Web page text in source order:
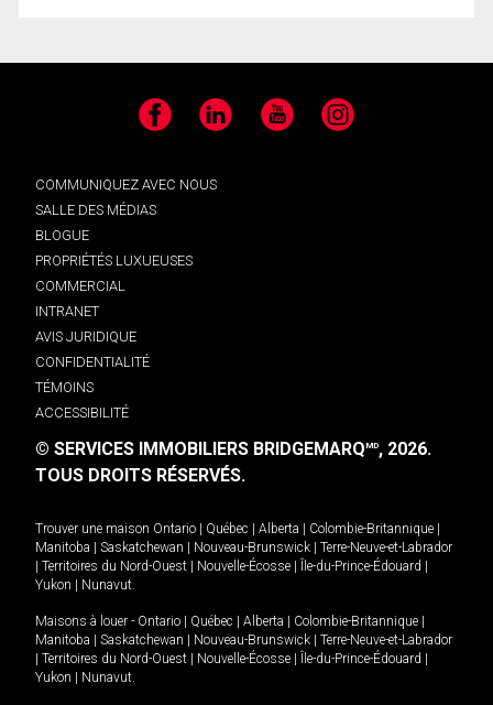
Facebook LinkedIn YouTube Instagram
COMMUNIQUEZ AVEC NOUS
SALLE DES MÉDIAS
BLOGUE
PROPRIÉTÉS LUXUEUSES
COMMERCIAL
INTRANET
AVIS JURIDIQUE
CONFIDENTIALITÉ
TÉMOINS
ACCESSIBILITÉ
© SERVICES IMMOBILIERS BRIDGEMARQMD, 2026.
TOUS DROITS RÉSERVÉS.
Trouver une maison Ontario Québec Alberta Colombie-Britannique
Manitoba
Saskatchewan Nouveau-Brunswick
Terre-Neuve-et-Labrador
Territoires du Nord-Ouest Nouvelle-Écosse Île-du-Prince-Édouard
Yukon
Nunavut.
Maisons à louer - Ontario Québec Alberta Colombie-Britannique
Manitoba
Saskatchewan Nouveau-Brunswick
Terre-Neuve-et-Labrador
Territoires du Nord-Ouest Nouvelle-Écosse Île-du-Prince-Édouard
Yukon
Nunavut.